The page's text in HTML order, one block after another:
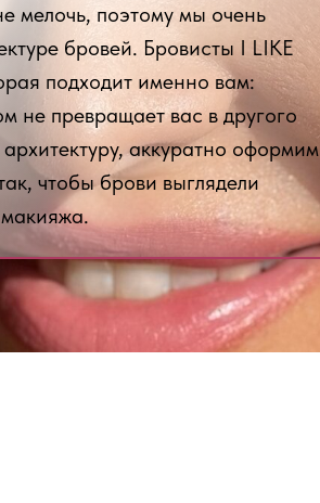
мелочь, поэтому мы очень
бровей. Бровисты I LIKE
подходит именно вам:
не превращает вас в другого
аккуратно оформим
чтобы брови выглядели